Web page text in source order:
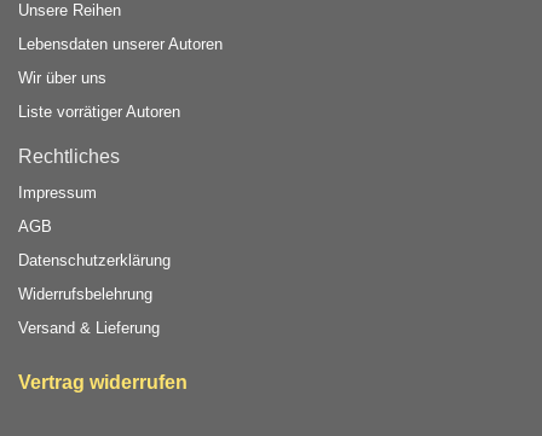
Unsere Reihen
Lebensdaten unserer Autoren
Wir über uns
Liste vorrätiger Autoren
Rechtliches
Impressum
AGB
Datenschutzerklärung
Widerrufsbelehrung
Versand & Lieferung
Vertrag widerrufen